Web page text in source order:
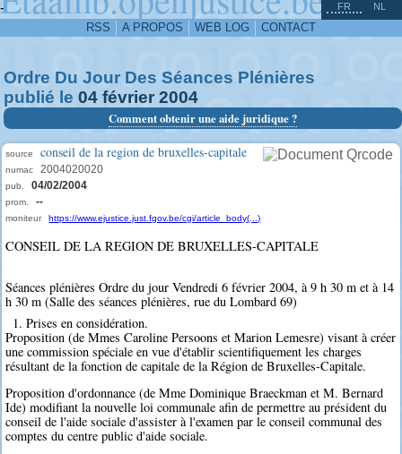
-
RSS A PROPOS WEB LOG CONTACT
FR NL
Ordre Du Jour Des Séances Plénières
publié le 04 février 2004
Comment obtenir une aide juridique ?
source conseil de la region de bruxelles-capitale
numac 2004020020
pub. 04/02/2004
prom. --
moniteur https://www.ejustice.just.fgov.be/cgi/article_body(...)
CONSEIL DE LA REGION DE BRUXELLES-CAPITALE
Séances plénières Ordre du jour Vendredi 6 février 2004, à 9 h 30 m et à 14
h 30 m (Salle des séances plénières, rue du Lombard 69)
1. Prises en considération.
Proposition (de Mmes Caroline Persoons et Marion Lemesre) visant à créer
une commission spéciale en vue d'établir scientifiquement les charges
résultant de la fonction de capitale de la Région de Bruxelles-Capitale.
Proposition d'ordonnance (de Mme Dominique Braeckman et M. Bernard
Ide) modifiant la nouvelle loi communale afin de permettre au président du
conseil de l'aide sociale d'assister à l'examen par le conseil communal des
comptes du centre public d'aide sociale.
^